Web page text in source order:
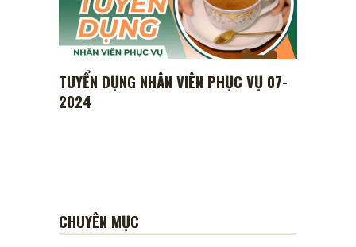
TUYỂN DỤNG NHÂN VIÊN PHỤC VỤ 07-
2024
CHUYÊN MỤC